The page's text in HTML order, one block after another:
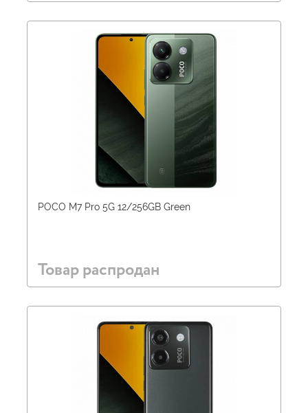
POCO M7 Pro 5G 12/256GB Green
Товар распродан